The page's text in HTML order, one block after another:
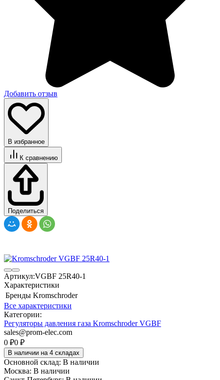
Добавить отзыв
В избранное
К сравнению
Поделиться
Артикул:VGBF 25R40-1
Характеристики
Бренды Kromschroder
Все характеристики
Категории:
Регуляторы давления газа Kromschroder VGBF
sales@prom-elec.com
0 ₽0 ₽
В наличии на 4 складах
Основной склад: В наличии
Москва: В наличии